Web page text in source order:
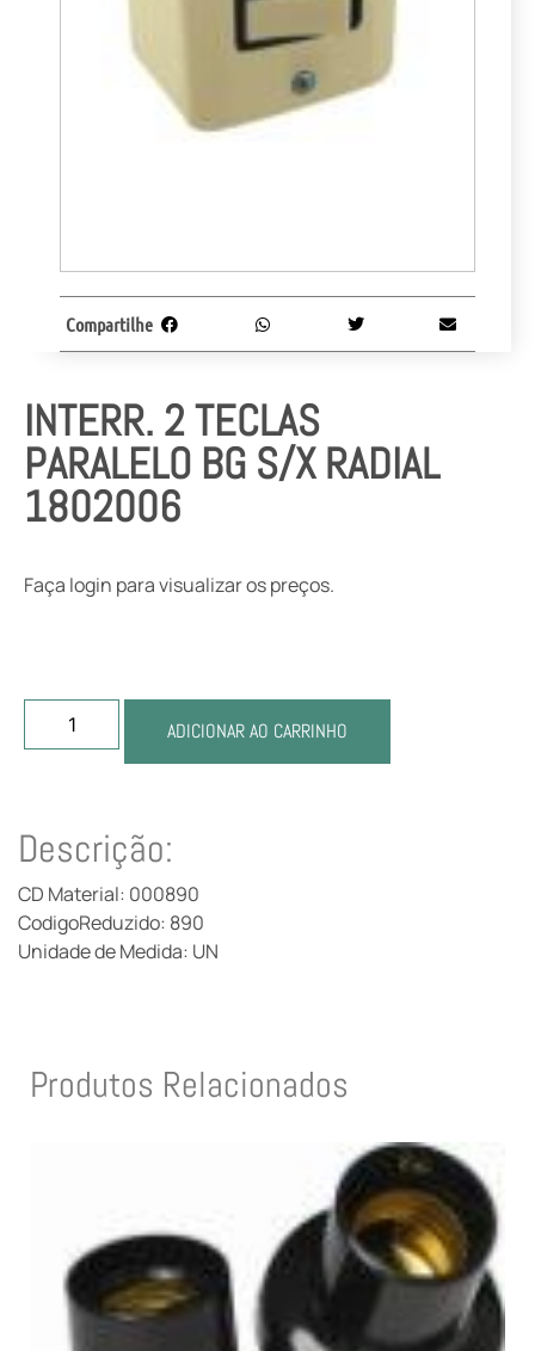
INTERR. 2 TECLAS
PARALELO BG S/X RADIAL
1802006
Faça login para visualizar os preços.
ADICIONAR AO CARRINHO
Compartilhe
Descrição:
CD Material: 000890
CodigoReduzido: 890
Unidade de Medida: UN
Produtos Relacionados